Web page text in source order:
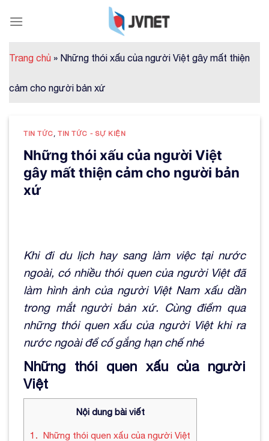
Trang chủ » Những thói xấu của người Việt gây mất thiện
cảm cho người bản xứ
TIN TỨC ,TIN TỨC - SỰ KIỆN
Những thói xấu của người Việt
gây mất thiện cảm cho người bản
xứ
Khi đi du lịch hay sang làm việc tại nước
ngoài, có nhiều thói quen của người Việt đã
làm hình ảnh của người Việt Nam xấu dần
trong mắt người bản xứ. Cùng điểm qua
những thói quen xấu của người Việt khi ra
nước ngoài để cố gắng hạn chế nhé
Những thói quen xấu của người
Việt
Nội dung bài viết
1
Những thói quen xấu của người Việt